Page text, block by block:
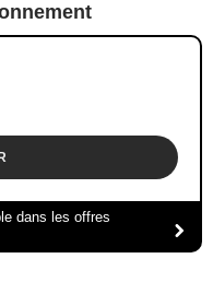
dans les offres